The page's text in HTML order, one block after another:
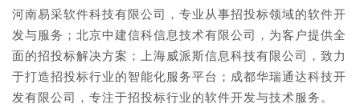
河南易采软件科技有限公司，专业从事招投标领域的软件开
发与服务；北京中建信科信息技术有限公司，为客户提供全
面的招投标解决方案；上海威派斯信息科技有限公司，致力
于打造招投标行业的智能化服务平台；成都华瑞通达科技开
发有限公司，专注于招投标行业的软件开发与技术服务。